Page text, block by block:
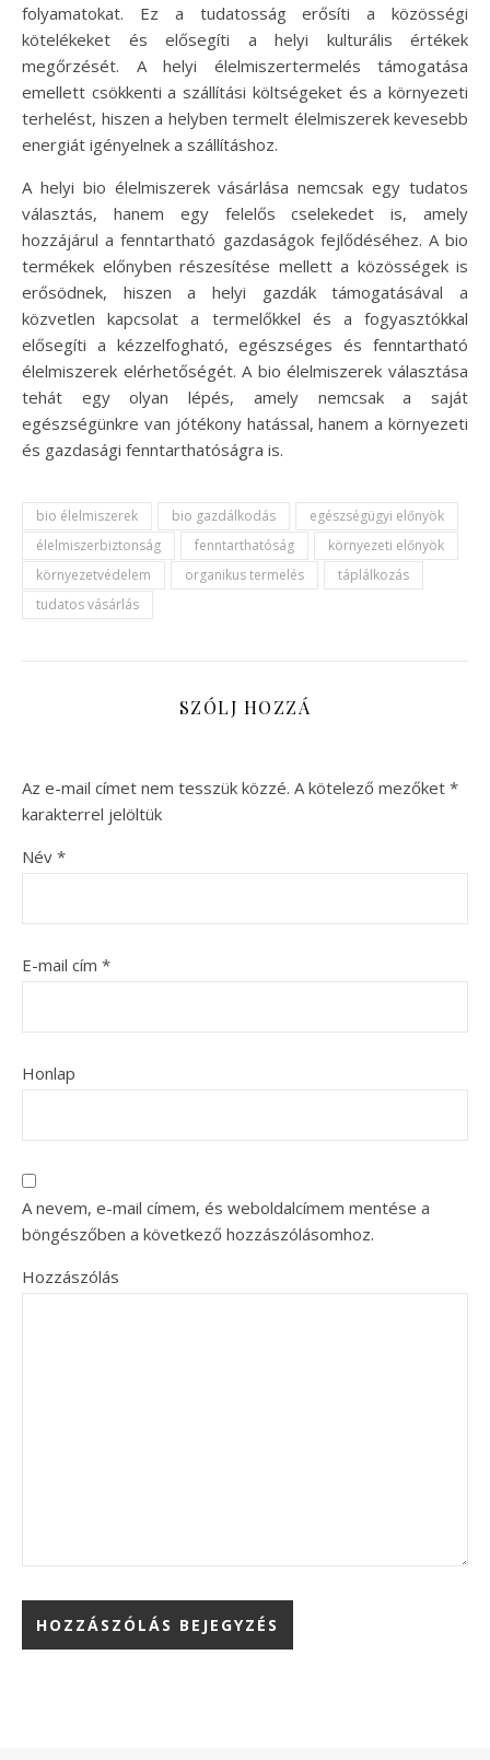
folyamatokat. Ez a tudatosság erősíti a közösségi
kötelékeket és elősegíti a helyi kulturális értékek
megőrzését. A helyi élelmiszertermelés támogatása
emellett csökkenti a szállítási költségeket és a környezeti
terhelést, hiszen a helyben termelt élelmiszerek kevesebb
energiát igényelnek a szállításhoz.
A helyi bio élelmiszerek vásárlása nemcsak egy tudatos
választás, hanem egy felelős cselekedet is, amely
hozzájárul a fenntartható gazdaságok fejlődéséhez. A bio
termékek előnyben részesítése mellett a közösségek is
erősödnek, hiszen a helyi gazdák támogatásával a
közvetlen kapcsolat a termelőkkel és a fogyasztókkal
elősegíti a kézzelfogható, egészséges és fenntartható
élelmiszerek elérhetőségét. A bio élelmiszerek választása
tehát egy olyan lépés, amely nemcsak a saját
egészségünkre van jótékony hatással, hanem a környezeti
és gazdasági fenntarthatóságra is.
bio élelmiszerek bio gazdálkodás
egészségügyi előnyök
élelmiszerbiztonság
fenntarthatóság
környezeti előnyök
környezetvédelem
organikus termelés
táplálkozás
tudatos vásárlás
SZÓLJ HOZZÁ
Az e-mail címet nem tesszük közzé. A kötelező mezőket *
karakterrel jelöltük
Név *
E-mail cím *
Honlap
A nevem, e-mail címem, és weboldalcímem mentése a
böngészőben a következő hozzászólásomhoz.
Hozzászólás